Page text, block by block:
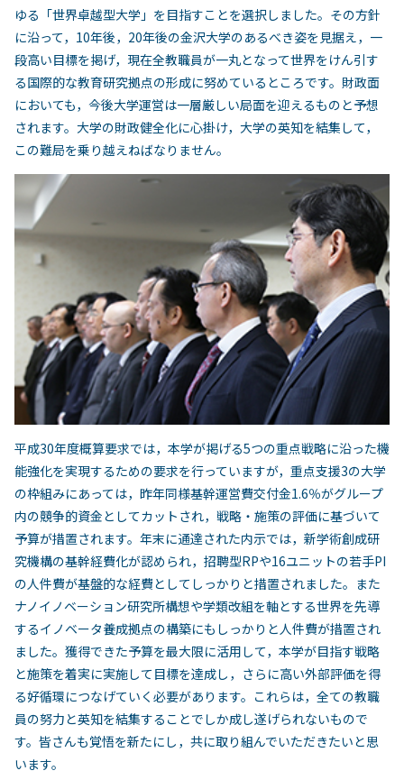
ゆる「世界卓越型大学」を目指すことを選択しました。その方針
に沿って，10年後，20年後の金沢大学のあるべき姿を見据え，一
段高い目標を掲げ，現在全教職員が一丸となって世界をけん引す
る国際的な教育研究拠点の形成に努めているところです。財政面
においても，今後大学運営は一層厳しい局面を迎えるものと予想
されます。大学の財政健全化に心掛け，大学の英知を結集して，
この難局を乗り越えねばなりません。
平成30年度概算要求では，本学が掲げる5つの重点戦略に沿った機
能強化を実現するための要求を行っていますが，重点支援3の大学
の枠組みにあっては，昨年同様基幹運営費交付金1.6％がグループ
内の競争的資金としてカットされ，戦略・施策の評価に基づいて
予算が措置されます。年末に通達された内示では，新学術創成研
究機構の基幹経費化が認められ，招聘型RPや16ユニットの若手PI
の人件費が基盤的な経費としてしっかりと措置されました。また
ナノイノベーション研究所構想や学類改組を軸とする世界を先導
するイノベータ養成拠点の構築にもしっかりと人件費が措置され
ました。獲得できた予算を最大限に活用して，本学が目指す戦略
と施策を着実に実施して目標を達成し，さらに高い外部評価を得
る好循環につなげていく必要があります。これらは，全ての教職
員の努力と英知を結集することでしか成し遂げられないもので
す。皆さんも覚悟を新たにし，共に取り組んでいただきたいと思
います。